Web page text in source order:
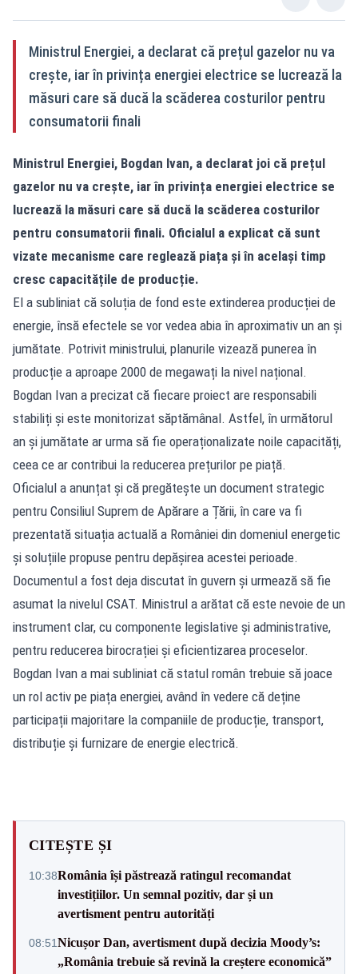
Ministrul Energiei, a declarat că prețul gazelor nu va
crește, iar în privința energiei electrice se lucrează la
măsuri care să ducă la scăderea costurilor pentru
consumatorii finali
Ministrul Energiei, Bogdan Ivan, a declarat joi că prețul
gazelor nu va crește, iar în privința energiei electrice se
lucrează la măsuri care să ducă la scăderea costurilor
pentru consumatorii finali. Oficialul a explicat că sunt
vizate mecanisme care reglează piața și în același timp
cresc capacitățile de producție.
El a subliniat că soluția de fond este extinderea producției de
energie, însă efectele se vor vedea abia în aproximativ un an și
jumătate. Potrivit ministrului, planurile vizează punerea în
producție a aproape 2000 de megawați la nivel național.
Bogdan Ivan a precizat că fiecare proiect are responsabili
stabiliți și este monitorizat săptămânal. Astfel, în următorul
an și jumătate ar urma să fie operaționalizate noile capacități,
ceea ce ar contribui la reducerea prețurilor pe piață.
Oficialul a anunțat și că pregătește un document strategic
pentru Consiliul Suprem de Apărare a Țării, în care va fi
prezentată situația actuală a României din domeniul energetic
și soluțiile propuse pentru depășirea acestei perioade.
Documentul a fost deja discutat în guvern și urmează să fie
asumat la nivelul CSAT. Ministrul a arătat că este nevoie de un
instrument clar, cu componente legislative și administrative,
pentru reducerea birocrației și eficientizarea proceselor.
Bogdan Ivan a mai subliniat că statul român trebuie să joace
un rol activ pe piața energiei, având în vedere că deține
participații majoritare la companiile de producție, transport,
distribuție și furnizare de energie electrică.
CITEȘTE ȘI
10:38România își păstrează ratingul recomandat
investițiilor. Un semnal pozitiv, dar și un
avertisment pentru autorități
08:51Nicușor Dan, avertisment după decizia Moody’s:
„România trebuie să revină la creștere economică”